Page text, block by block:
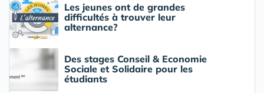
Les jeunes ont de grandes
difficultés à trouver leur
alternance?
Des stages Conseil & Economie
Sociale et Solidaire pour les
étudiants